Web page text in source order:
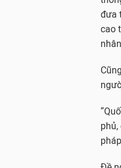
đưa
cao